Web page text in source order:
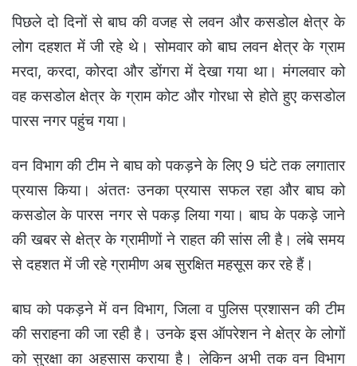
पिछले दो दिनों से बाघ की वजह से लवन और कसडोल क्षेत्र के
लोग दहशत में जी रहे थे। सोमवार को बाघ लवन क्षेत्र के ग्राम
मरदा, करदा, कोरदा और डोंगरा में देखा गया था। मंगलवार को
वह कसडोल क्षेत्र के ग्राम कोट और गोरधा से होते हुए कसडोल
पारस नगर पहुंच गया।
वन विभाग की टीम ने बाघ को पकड़ने के लिए 9 घंटे तक लगातार
प्रयास किया। अंततः उनका प्रयास सफल रहा और बाघ को
कसडोल के पारस नगर से पकड़ लिया गया।बाघ के पकड़े जाने
की खबर से क्षेत्र के ग्रामीणों ने राहत की सांस ली है। लंबे समय
से दहशत में जी रहे ग्रामीण अब सुरक्षित महसूस कर रहे हैं।
बाघ को पकड़ने में वन विभाग, जिला व पुलिस प्रशासन की टीम
की सराहना की जा रही है। उनके इस ऑपरेशन ने क्षेत्र के लोगों
को सुरक्षा का अहसास कराया है। लेकिन अभी तक वन विभाग